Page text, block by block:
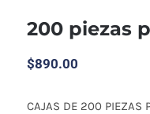
200 piezas
$890.00
CAJAS DE 200 PIEZAS